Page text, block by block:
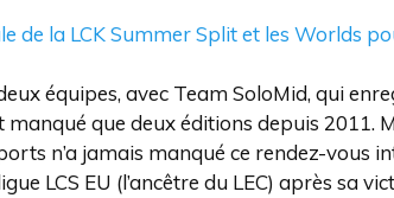
de la LCK Summer Split et les Worlds
équipes, avec Team SoloMid, qui
que deux éditions depuis 2011.
n’a jamais manqué ce rendez-vous
LCS EU (l’ancêtre du LEC) après sa